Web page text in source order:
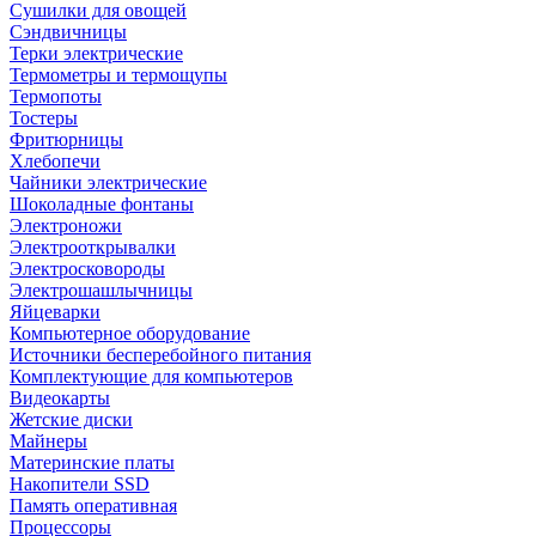
Сушилки для овощей
Сэндвичницы
Терки электрические
Термометры и термощупы
Термопоты
Тостеры
Фритюрницы
Хлебопечи
Чайники электрические
Шоколадные фонтаны
Электроножи
Электрооткрывалки
Электросковороды
Электрошашлычницы
Яйцеварки
Компьютерное оборудование
Источники бесперебойного питания
Комплектующие для компьютеров
Видеокарты
Жетские диски
Майнеры
Материнские платы
Накопители SSD
Память оперативная
Процессоры